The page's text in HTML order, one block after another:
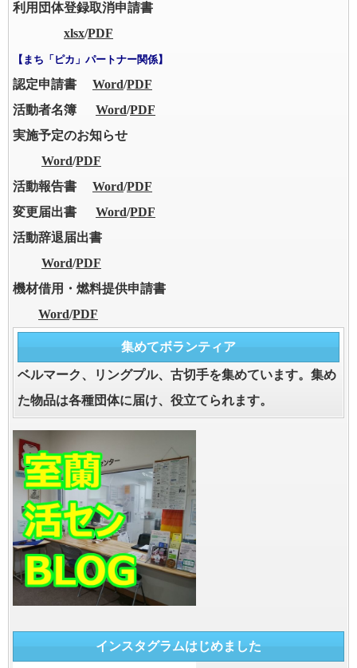
利用団体登録取消申請書
xlsx/PDF
【まち「ピカ」パートナー関係】
認定申請書 Word/PDF
活動者名簿 Word/PDF
実施予定のお知らせ
Word/PDF
活動報告書 Word/PDF
変更届出書 Word/PDF
活動辞退届出書
Word/PDF
機材借用・燃料提供申請書
Word/PDF
集めてボランティア
ベルマーク、リングプル、古切手を集めています。集め
た物品は各種団体に届け、役立てられます。
インスタグラムはじめました